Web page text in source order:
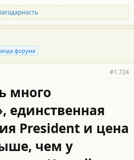
форума
#1.724
много
единственная
President и цена
чем у